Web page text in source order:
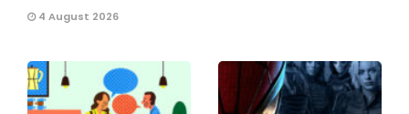
4 August 2026